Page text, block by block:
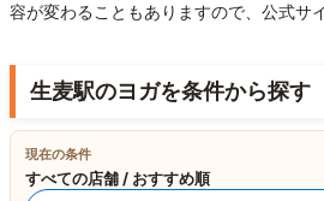
容が変わることもありますので、公式サ
生麦駅のヨガを条件から探す
現在の条件
すべての店舗 / おすすめ順